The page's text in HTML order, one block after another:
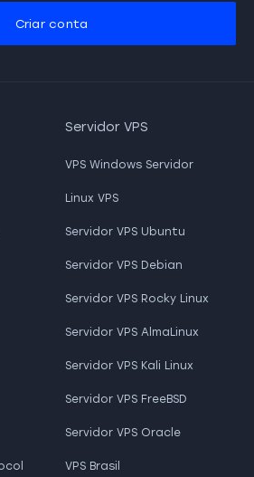
Criar conta
Servidor VPS
VPS Windows Servidor
Linux VPS
Servidor VPS Ubuntu
Servidor VPS Debian
Servidor VPS Rocky Linux
Servidor VPS AlmaLinux
Servidor VPS Kali Linux
Servidor VPS FreeBSD
Servidor VPS Oracle
VPS Brasil